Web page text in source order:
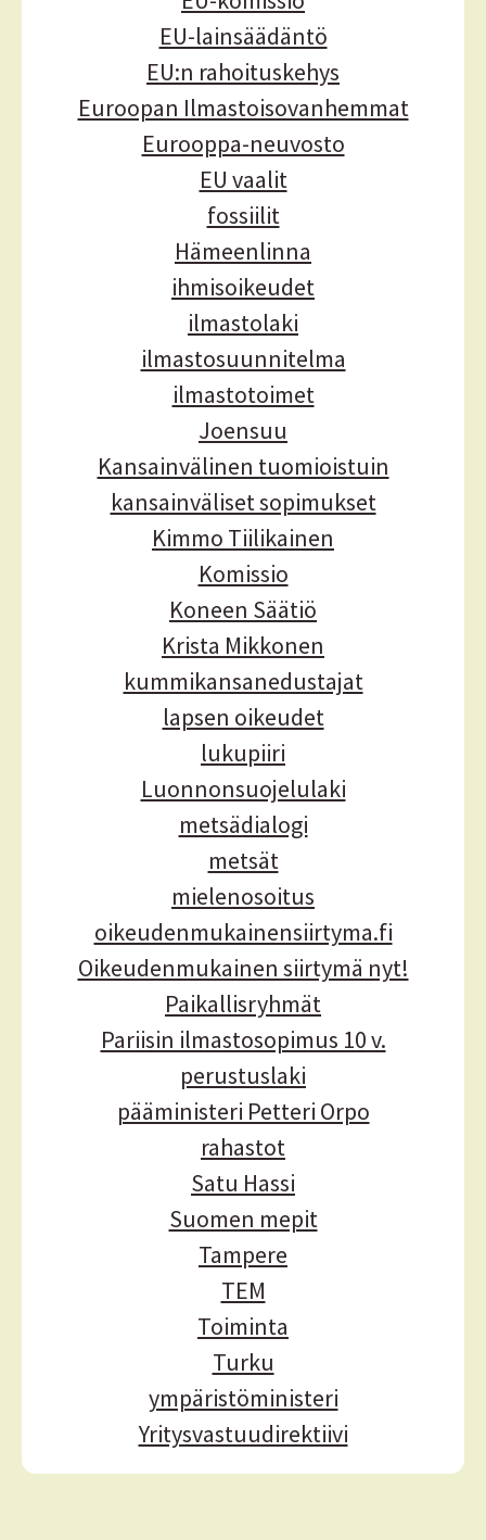
EU-lainsäädäntö
EU:n rahoituskehys
Euroopan Ilmastoisovanhemmat
Eurooppa-neuvosto
EU vaalit
fossiilit
Hämeenlinna
ihmisoikeudet
ilmastolaki
ilmastosuunnitelma
ilmastotoimet
Joensuu
Kansainvälinen tuomioistuin
kansainväliset sopimukset
Kimmo Tiilikainen
Komissio
Koneen Säätiö
Krista Mikkonen
kummikansanedustajat
lapsen oikeudet
lukupiiri
Luonnonsuojelulaki
metsädialogi
metsät
mielenosoitus
oikeudenmukainensiirtyma.fi
Oikeudenmukainen siirtymä nyt!
Paikallisryhmät
Pariisin ilmastosopimus 10 v.
perustuslaki
pääministeri Petteri Orpo
rahastot
Satu Hassi
Suomen mepit
Tampere
TEM
Toiminta
Turku
ympäristöministeri
Yritysvastuudirektiivi